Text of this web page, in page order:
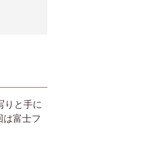
りと手に
富士フ